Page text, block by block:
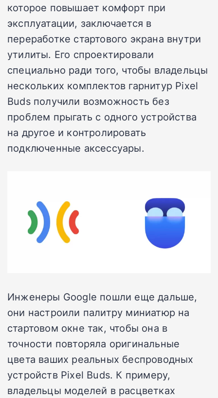
которое повышает комфорт при
эксплуатации, заключается в
переработке стартового экрана внутри
утилиты. Его спроектировали
специально ради того, чтобы владельцы
нескольких комплектов гарнитур Pixel
Buds получили возможность без
проблем прыгать с одного устройства
на другое и контролировать
подключенные аксессуары.
Инженеры Google пошли еще дальше,
они настроили палитру миниатюр на
стартовом окне так, чтобы она в
точности повторяла оригинальные
цвета ваших реальных беспроводных
устройств Pixel Buds. К примеру,
владельцы моделей в расцветках